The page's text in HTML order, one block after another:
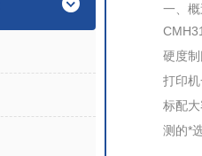
一、
硬度
打印
标配
测的*